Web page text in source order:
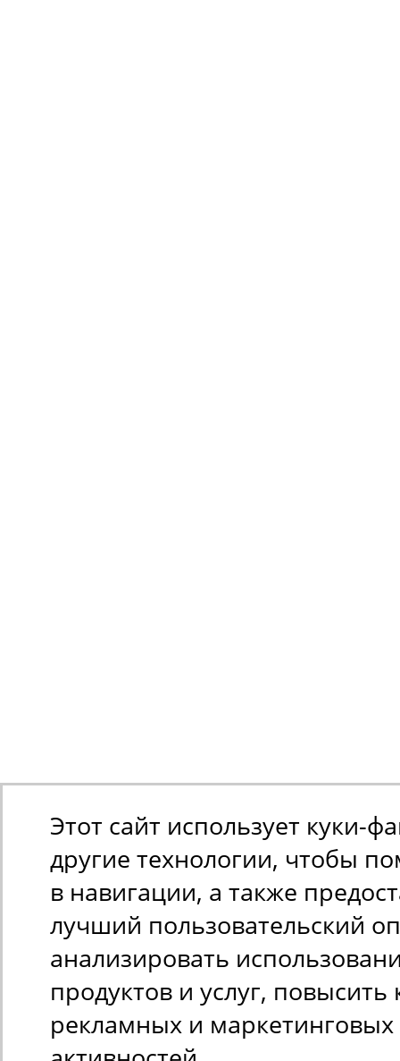
Этот сайт использует куки-
другие технологии, чтобы
в навигации, а также
лучший пользовательский
анализировать
продуктов и услуг, повысить
рекламных и маркетинговых